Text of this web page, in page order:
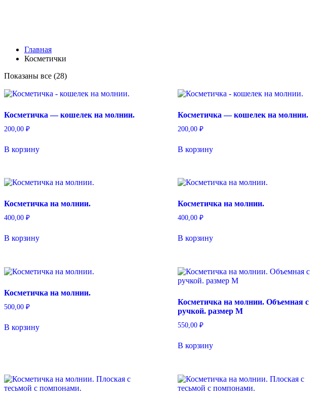
Главная
Косметички
Показаны все (28)
Косметичка — кошелек на молнии.
200,00 ₽
В корзину
Косметичка — кошелек на молнии.
200,00₽
В корзину
Косметичка на молнии.
400,00 ₽
В корзину
Косметичка на молнии.
400,00₽
В корзину
Косметичка на молнии.
500,00 ₽
В корзину
Косметичка на молнии. Объемная с
ручкой. размер M
550,00₽
В корзину